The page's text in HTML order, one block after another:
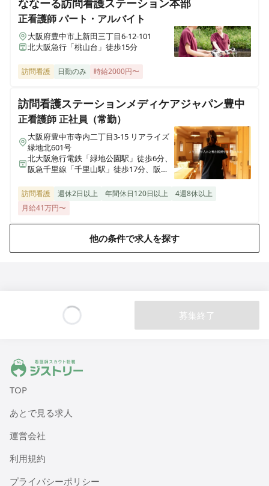
医療施設型ホスピス 医心館小田原
神奈川県小田原市成田501-3
三重県鈴鹿市末広東5番（住所未定）
医療施設型ホスピス 医心館加須
埼玉県加須市不動岡一丁目（住所未定）
医療施設型ホスピス 医心館ふくにし
三重県名張市東町1921-1
医療施設型ホスピス 医心館弘前
青森県弘前市大字外崎4丁目2-3
医療施設型ホスピス 医心館篠崎
東京都江戸川区篠崎町2丁目31-3（住所未定）
医療施設型ホスピス 医心館秋田
医療施設型ホスピス 医心館八事南山
愛知県名古屋市昭和区南山町22-11
神奈川県横浜市港北区菊名六丁目20-42
東京都八王子市明神町三丁目3-20
ななーる訪問看護ステーション本部
正看護師パート・アルバイト
大阪府豊中市上新田三丁目6-12-101
北大阪急行「桃山台」徒歩15分
訪問看護 日勤のみ 時給2000円〜
訪問看護ステーションメディケアジャパン豊中
正看護師正社員（常勤）
大阪府豊中市寺内二丁目3-15 リアライズ
緑地北601号
北大阪急行電鉄「緑地公園駅」徒歩6分、
阪急千里線「千里山駅」徒歩17分、阪急
訪問看護 週休2日以上 年間休日120日以上
4週8休以上
月給41万円〜
他の条件で求人を探す
募集終了
ジストリー 看護師の転職マッチング
TOP
あとで見る求人
運営会社
利用規約
プライバシーポリシー